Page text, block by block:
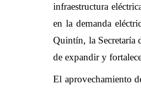
infraestructura
en la demanda
Quintín, la Secretaría
de expandir y
El aprovechamiento